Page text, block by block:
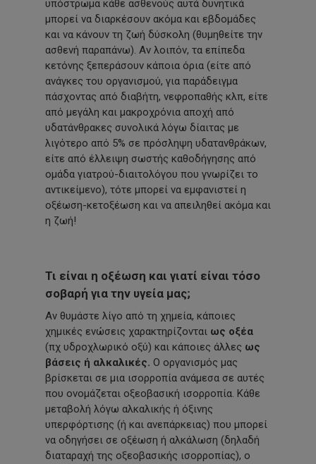
υπόστρωμα κάθε ασθενούς αυτά δυνητικά
μπορεί να διαρκέσουν ακόμα και εβδομάδες
και να κάνουν τη ζωή δύσκολη (θυμηθείτε την
ασθενή παραπάνω). Αν λοιπόν, τα επίπεδα
κετόνης ξεπεράσουν κάποια όρια (είτε από
ανάγκες του οργανισμού, για παράδειγμα
πάσχοντας από διαβήτη, νεφροπαθής κλπ, είτε
από μεγάλη και μακροχρόνια αποχή από
υδατάνθρακες συνολικά λόγω δίαιτας με
λιγότερο από 5% σε πρόσληψη υδατανθράκων,
είτε από έλλειψη σωστής καθοδήγησης από
ομάδα γιατρού-διαιτολόγου που γνωρίζει το
αντικείμενο), τότε μπορεί να εμφανιστεί η
οξέωση-κετοξέωση και να απειληθεί ακόμα και
η ζωή!
Τι είναι η οξέωση και γιατί είναι τόσο
σοβαρή για την υγεία μας;
Αν θυμάστε λίγο από τη χημεία, κάποιες
χημικές ενώσεις χαρακτηρίζονται ως οξέα
(πχ υδροχλωρικό οξύ) και κάποιες άλλες ως
βάσεις ή αλκαλικές. Ο οργανισμός μας
βρίσκεται σε μια ισορροπία ανάμεσα σε αυτές
που ονομάζεται οξεοβασική ισορροπία. Κάθε
μεταβολή λόγω αλκαλικής ή όξινης
υπερφόρτισης (ή και ανεπάρκειας) που μπορεί
να οδηγήσει σε οξέωση ή αλκάλωση (δηλαδή
διαταραχή της οξεοβασικής ισορροπίας), ο